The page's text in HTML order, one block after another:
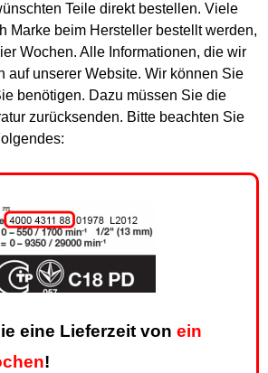
Teile direkt bestellen. Viele
Marke beim Hersteller bestellt werden,
Wochen. Alle Informationen, die wir
auf unserer Website. Wir können Sie
benötigen. Dazu müssen Sie die
zurücksenden. Bitte beachten Sie
eine Lieferzeit von ein
!